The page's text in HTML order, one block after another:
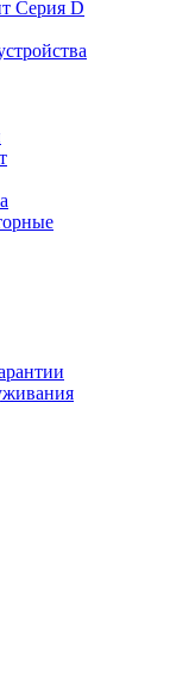
Серия D